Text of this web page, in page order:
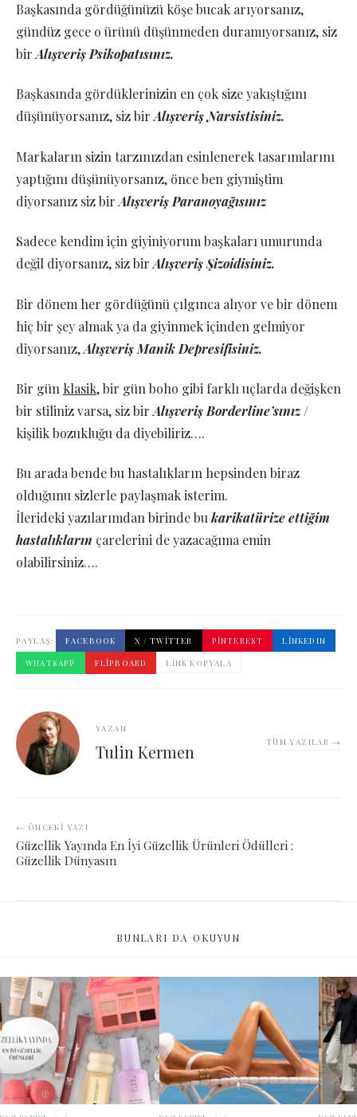
Başkasında gördüğünüzü köşe bucak arıyorsanız,
gündüz gece o ürünü düşünmeden duramıyorsanız, siz
birAlışveriş Psikopatısınız.
Başkasında gördüklerinizin en çok size yakıştığını
düşünüyorsanız, siz birAlışveriş Narsistisiniz.
Markaların sizin tarzınızdan esinlenerek tasarımlarını
yaptığını düşünüyorsanız, önce ben giymiştim
diyorsanız siz birAlışveriş Paranoyağısınız
Sadece kendim için giyiniyorum başkaları umurunda
değil diyorsanız, siz birAlışveriş Şizoidisiniz.
Bir dönem her gördüğünü çılgınca alıyor ve bir dönem
hiç bir şey almak ya da giyinmek içinden gelmiyor
diyorsanız,Alışveriş Manik Depresifisiniz.
Bir gün klasik, bir gün boho gibi farklı uçlarda değişken
bir stiliniz varsa, siz birAlışveriş Borderline’sınız/
kişilik bozukluğu da diyebiliriz….
Bu arada bende bu hastalıkların hepsinden biraz
olduğunu sizlerle paylaşmak isterim.
İlerideki yazılarımdan birinde bukarikatürize ettiğim
hastalıkların çarelerini de yazacağıma emin
olabilirsiniz….
PAYLAŞ: FACEBOOK X / TWITTER PINTEREST
LINKEDIN
WHATSAPP
FLIPBOARD LINK KOPYALA
YAZAN
Tulin Kermen TÜM YAZILAR →
← ÖNCEKI YAZI
Güzellik Yayında En İyi Güzellik Ürünleri Ödülleri :
Güzellik Dünyasın
BUNLARI DA OKUYUN